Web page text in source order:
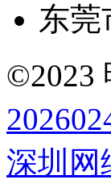
东莞
©2023
深圳网